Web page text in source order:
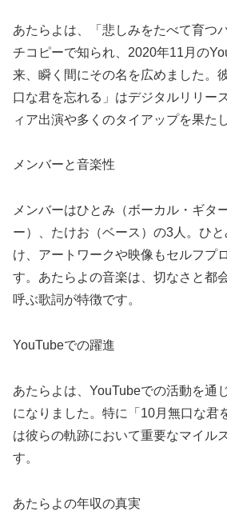
あたらよは、「悲しみをたべて育つ
チコピーで知られ、2020年11月の
来、瞬く間にその名を広めました。
口な君を忘れる」はデジタルリリー
ィア出演や多くのタイアップを果た
メンバーと音楽性
メンバーはひとみ（ボーカル・ギタ
ー）、たけお（ベース）の3人。ひ
け、アートワークや映像もセルフプ
す。あたらよの音楽は、切なさと都
呼ぶ歌詞が特徴です。
YouTubeでの躍進
あたらよは、YouTubeでの活動を通
になりました。特に「10月無口な君
は彼らの軌跡において重要なマイル
す。
あたらよの年収の真実